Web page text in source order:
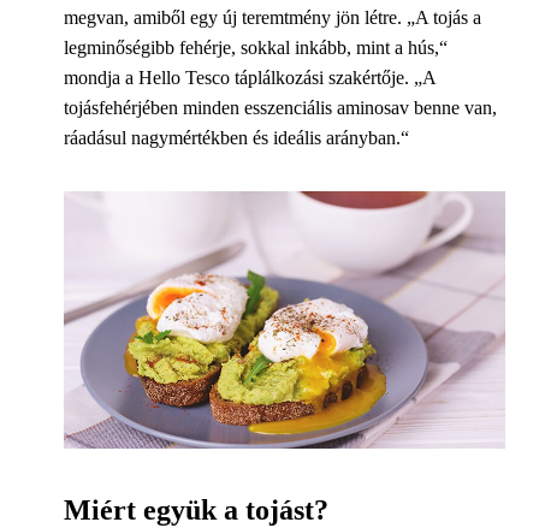
megvan, amiből egy új teremtmény jön létre. „A tojás a
legminőségibb fehérje, sokkal inkább, mint a hús,“
mondja a Hello Tesco táplálkozási szakértője. „A
tojásfehérjében minden esszenciális aminosav benne van,
ráadásul nagymértékben és ideális arányban.“
Miért együk a tojást?